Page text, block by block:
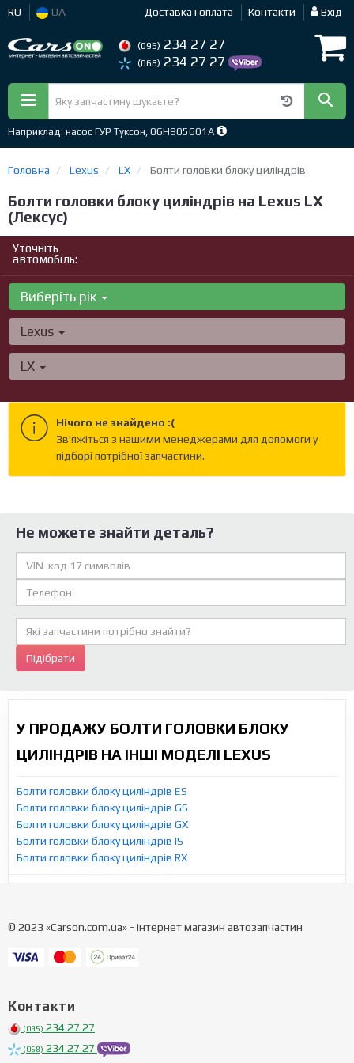
RU UA Доставка і оплата Контакти Вхід
(095) 234 27 27
(068) 234 27 27
Наприклад: насос ГУР Туксон, 06H905601A
Головна Lexus LX Болти головки блоку циліндрів
Болти головки блоку циліндрів на Lexus LX
(Лексус)
Уточніть
автомобіль:
Виберіть рік
Lexus
LX
Нічого не знайдено :(
Зв'яжіться з нашими менеджерами для допомоги у
підборі потрібної запчастини.
Не можете знайти деталь?
Підібрати
У ПРОДАЖУ БОЛТИ ГОЛОВКИ БЛОКУ
ЦИЛІНДРІВ НА ІНШІ МОДЕЛІ LEXUS
Болти головки блоку циліндрів ES
Болти головки блоку циліндрів GS
Болти головки блоку циліндрів GX
Болти головки блоку циліндрів IS
Болти головки блоку циліндрів RX
© 2023 «Carson.com.ua» - інтернет магазин автозапчастин
Контакти
(095) 234 27 27
(068) 234 27 27